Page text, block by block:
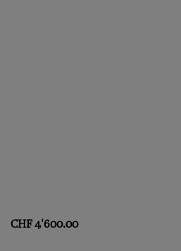
CHF4'600.00